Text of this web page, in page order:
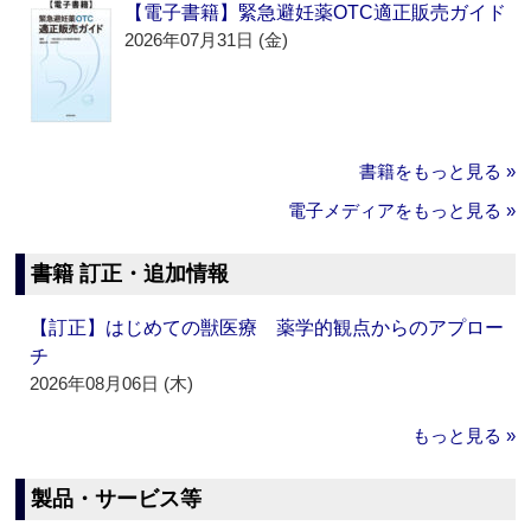
【電子書籍】緊急避妊薬OTC適正販売ガイド
2026年07月31日 (金)
書籍をもっと見る »
電子メディアをもっと見る »
書籍 訂正・追加情報
【訂正】はじめての獣医療 薬学的観点からのアプロー
チ
2026年08月06日 (木)
もっと見る »
製品・サービス等